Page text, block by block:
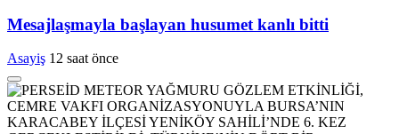
Mesajlaşmayla başlayan husumet kanlı bitti
Asayiş 12 saat önce